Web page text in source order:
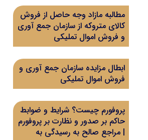
مطالبه مازاد وجه حاصل از فروش
کالای متروکه از سازمان جمع آوری
و فروش اموال تملیکی
ابطال مزایده سازمان جمع آوری و
فروش اموال تملیکی
پروفورم چیست؟ شرایط و ضوابط
حاکم بر صدور و نظارت بر پروفورم
| مراجع صالح به رسیدگی به